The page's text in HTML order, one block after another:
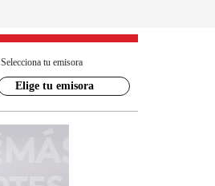
Selecciona tu emisora
Elige tu emisora